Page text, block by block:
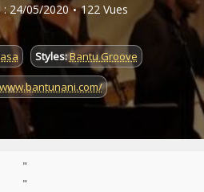
24/05/2020
122 Vues
Styles:Bantu Groove
"
"